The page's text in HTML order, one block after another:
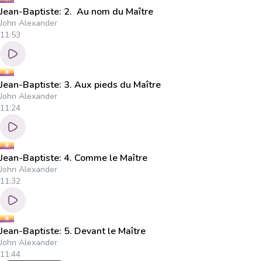
Jean-Baptiste: 2. Au nom du Maître
John Alexander
11:53
Jean-Baptiste: 3. Aux pieds du Maître
John Alexander
11:24
Jean-Baptiste: 4. Comme le Maître
John Alexander
11:32
Jean-Baptiste: 5. Devant le Maître
John Alexander
11:44